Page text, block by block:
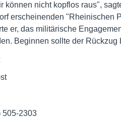
können nicht kopflos raus",
erscheinenden "Rheinischen
er, das militärische
Beginnen sollte der Rückzug
505-2303